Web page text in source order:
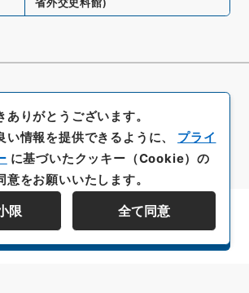
省外交史料館)
資料群階層を表示する
ありがとうございます。
い情報を提供できるように、 プライ
に基づいたクッキー（Cookie）の
意をお願いいたします。
限 全て同意